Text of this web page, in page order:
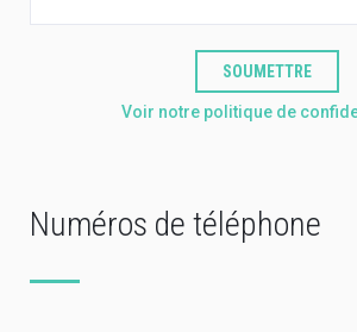
SOUMETTRE
Voir notre politique de
Numéros de téléphone